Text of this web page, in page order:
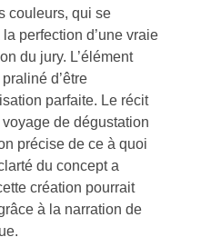
couleurs, qui se
perfection d’une vraie
du jury. L’élément
d’être
parfaite. Le récit
de dégustation
précise de ce à quoi
du concept a
création pourrait
à la narration de